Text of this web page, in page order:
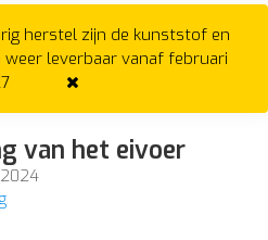
herstel zijn de kunststof en
leverbaar vanaf februari
van het eivoer